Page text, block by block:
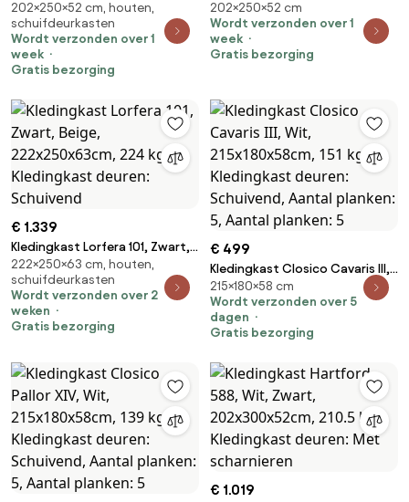
Kasjmier, Gouden,
202x250x52cm, 173 kg,
Kledingkast deuren: Met
scharnieren
202×250×52 cm, houten,
schuifdeurkasten
Wordt verzonden over 1
week
Gratis bezorging
Zwart, Gouden,
202x250x52cm, 173 kg,
Kledingkast deuren: Met
202×250×52 cm
Wordt verzonden over 1
week
Gratis bezorging
€ 1.339
Kledingkast Lorfera 101, Zwart,
Beige, 222x250x63cm, 224 kg,
Kledingkast deuren: Schuivend
222×250×63 cm, houten,
schuifdeurkasten
Wordt verzonden over 2
weken
Gratis bezorging
€ 499
Kledingkast Closico Cavaris III,
Wit, 215x180x58cm, 151 kg,
Kledingkast deuren: Schuivend,
Aantal planken: 5, Aantal
215×180×58 cm
Wordt verzonden over 5
dagen
Gratis bezorging
€ 1.019